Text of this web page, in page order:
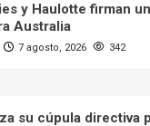
y Haulotte firman
Australia
7 agosto, 2026 342
su cúpula directiva